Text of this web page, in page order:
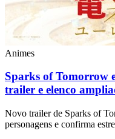
Animes
Sparks of Tomorrow
trailer e elenco
Novo trailer de Sparks of
personagens e confirma